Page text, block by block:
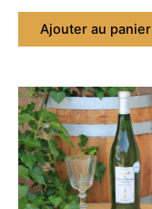
Ajouter au panier